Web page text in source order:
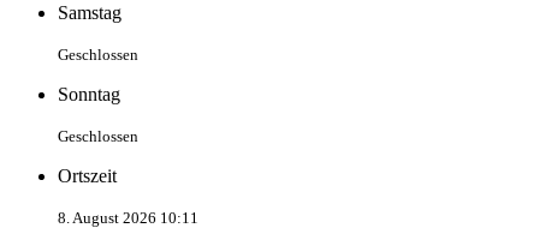
Samstag
Geschlossen
Sonntag
Geschlossen
Ortszeit
8. August 2026 10:11